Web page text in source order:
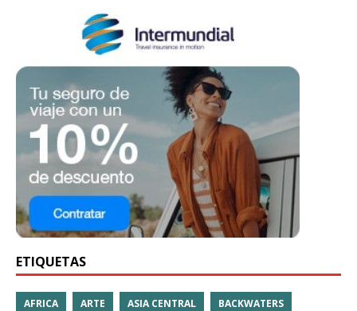
ETIQUETAS
AFRICA ARTE ASIA CENTRAL BACKWATERS